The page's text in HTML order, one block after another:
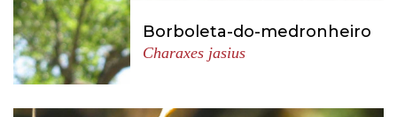
Borboleta-do-medronheiro
Charaxes jasius